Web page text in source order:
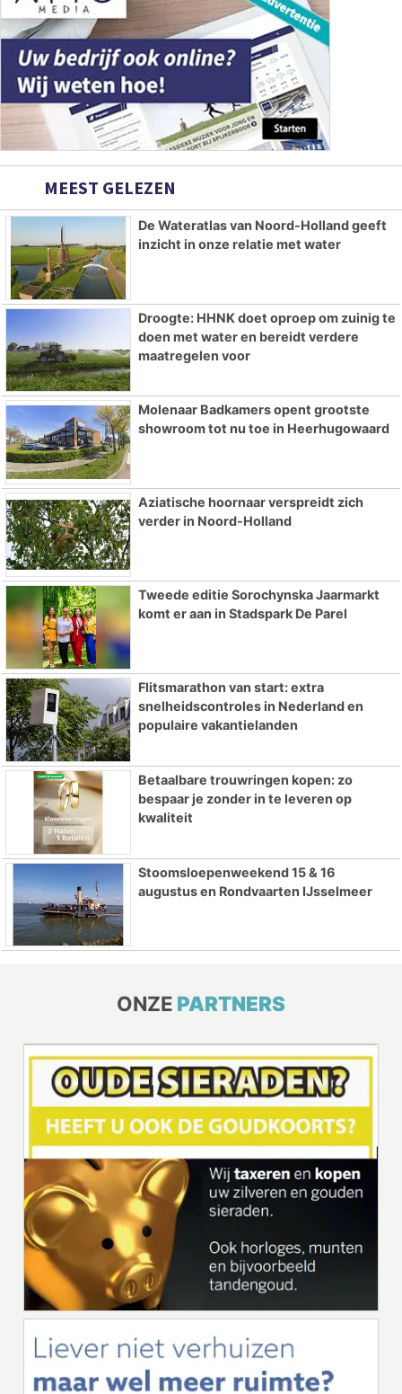
MEEST GELEZEN
De Wateratlas van Noord-Holland geeft
inzicht in onze relatie met water
Droogte: HHNK doet oproep om zuinig te
doen met water en bereidt verdere
maatregelen voor
Molenaar Badkamers opent grootste
showroom tot nu toe in Heerhugowaard
Aziatische hoornaar verspreidt zich
verder in Noord-Holland
Tweede editie Sorochynska Jaarmarkt
komt er aan in Stadspark De Parel
Flitsmarathon van start: extra
snelheidscontroles in Nederland en
populaire vakantielanden
Betaalbare trouwringen kopen: zo
bespaar je zonder in te leveren op
kwaliteit
Stoomsloepenweekend 15 & 16
augustus en Rondvaarten IJsselmeer
ONZE PARTNERS